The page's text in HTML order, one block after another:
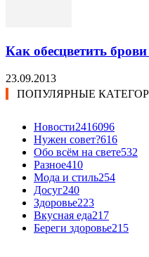
Как обесцветить
23.09.2013
ПОПУЛЯРНЫЕ
Новости2416096
Нужен совет?616
Обо всём на свете532
Разное410
Мода и стиль254
Досуг240
Здоровье223
Вкусная еда217
Береги здоровье215